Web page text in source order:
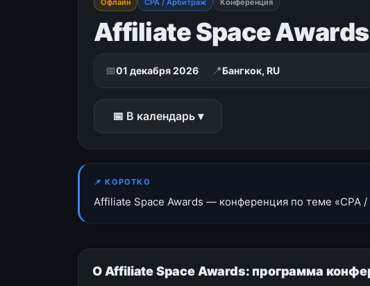
Офлайн CPA / Арбитраж Конференция
Affiliate Space Awards
📅01 декабря 2026 📍Бангкок, RU
📅 В календарь ▾
📌 КОРОТКО
Affiliate Space Awards — конференция по теме «CPA /
О Affiliate Space Awards: программа